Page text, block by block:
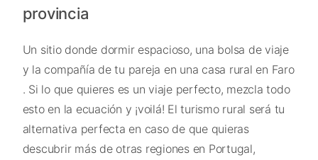
provincia
Un sitio donde dormir espacioso, una bolsa de viaje
y la compañía de tu pareja en una casa rural en Faro
. Si lo que quieres es un viaje perfecto, mezcla todo
esto en la ecuación y ¡voilá! El turismo rural será tu
alternativa perfecta en caso de que quieras
descubrir más de otras regiones en Portugal,